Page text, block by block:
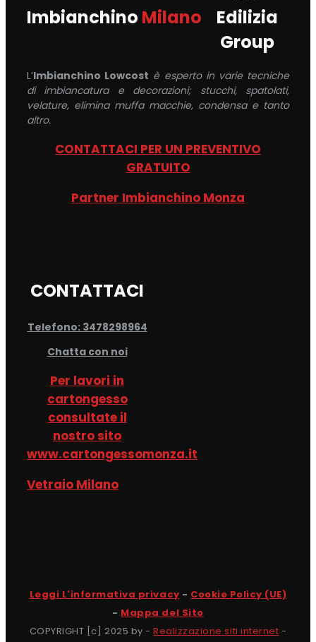
Imbianchino Milano
Edilizia
Group
L’Imbianchino Lowcost è esperto in varie tecniche
di imbiancatura e decorazioni; stucchi, spatolati,
velature, elimina muffa macchie, condensa e tanto
altro.
CONTATTACI PER UN PREVENTIVO
GRATUITO
Partner Imbianchino Monza
CONTATTACI
Telefono: 3478298964
Chatta con noi
Per lavori in
cartongesso
consultate il
nostro sito
www.cartongessomonza.it
Vetraio Milano
Leggi L'informativa privacy - Cookie Policy (UE)
- Mappa del Sito
COPYRIGHT [c] 2025 by -Realizzazione siti internet -